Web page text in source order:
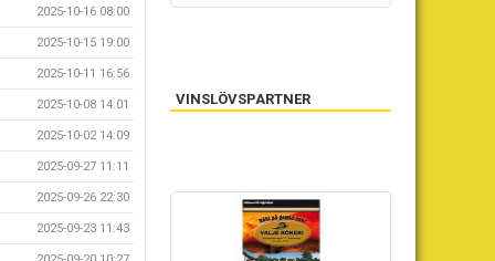
2025-10-16 08:00
2025-10-15 19:00
2025-10-11 16:56
2025-10-08 14:01
2025-10-02 14:09
2025-09-27 11:11
2025-09-26 22:30
2025-09-23 11:43
VINSLÖVSPARTNER